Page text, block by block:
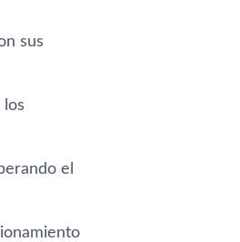
sus
los
el